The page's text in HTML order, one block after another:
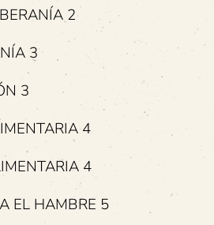
2
3
3
4
4
EL HAMBRE 5